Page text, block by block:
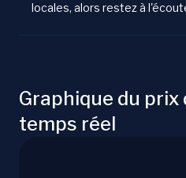
locales, alors restez à
Graphique du prix
temps réel